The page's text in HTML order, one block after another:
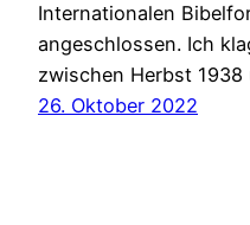
Internationalen
angeschlossen. Ich
zwischen Herbst
26. Oktober 2022